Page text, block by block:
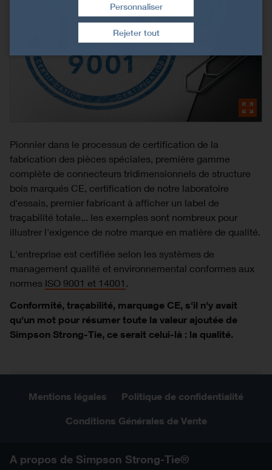
Pionnier dans le processus de certification de la
fabrication des pièces spéciales, première gamme
complète de connecteurs tridimensionnels de structure
bois marqués CE, certification de notre laboratoire
d'essais, premier fabricant à afficher un label de
traçabilité totale... les exemples sont nombreux pour
illustrer l'exigence de notre marque en matière de qualité.
L'entreprise est certifiée selon les systèmes de
management qualité et environnemental conformes aux
normes ISO 9001 et 14001 .
Conformité, traçabilité, marquage CE, s'il n'y avait
qu'un mot pour résumer toute la valeur ajoutée de
Simpson Strong-Tie, ce serait celui-là : la qualité.
Mentions légales Politique de confidentialité
Conditions Générales de Vente
A propos de Simpson Strong-Tie®
Rejeter tout
Retirer le consentement
Personnaliser